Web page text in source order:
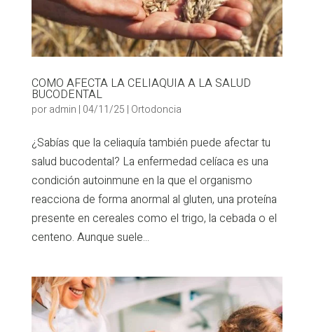
COMO AFECTA LA CELIAQUIA A LA SALUD
BUCODENTAL
poradmin | 04/11/25 | Ortodoncia
¿Sabías que la celiaquía también puede afectar tu
salud bucodental? La enfermedad celíaca es una
condición autoinmune en la que el organismo
reacciona de forma anormal al gluten, una proteína
presente en cereales como el trigo, la cebada o el
centeno. Aunque suele...